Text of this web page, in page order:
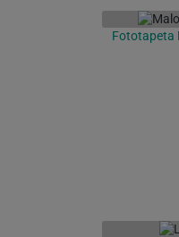
Fototapeta